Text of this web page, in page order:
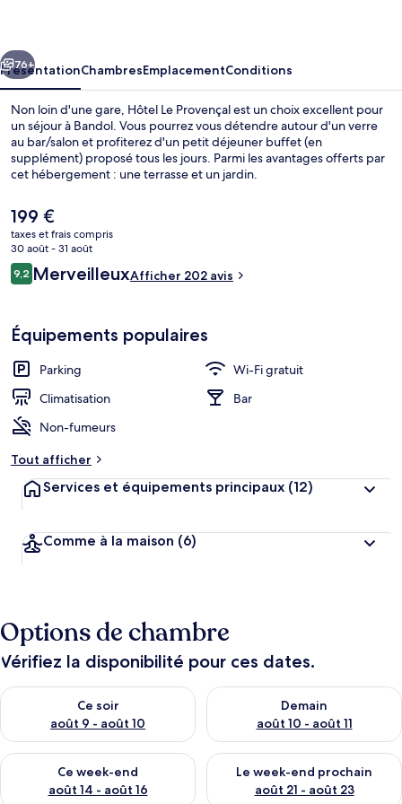
Suivant
76+
PrésentationChambresEmplacementConditions
Non loin d'une gare, Hôtel Le Provençal est un choix excellent pour
un séjour à Bandol. Vous pourrez vous détendre autour d'un verre
au bar/salon et profiterez d'un petit déjeuner buffet (en
supplément) proposé tous les jours. Parmi les avantages offerts par
cet hébergement : une terrasse et un jardin.
Le
prix
actuel
est
de
199 €
taxes et frais compris
30 août - 31 août
Avis
voyageurs
9,29,2 sur 10
MerveilleuxAfficher 202 avis
Équipements populaires
Parking
Wi-Fi gratuit
Climatisation
Bar
Non-fumeurs
Tout afficher
Services et équipements principaux (12)
Comme à la maison (6)
Options de chambre
Vérifiez la disponibilité pour ces dates.
Ce soir
août 9 - août 10
Vérifier la disponibilité pour ce soir août 9 - août 10
Demain
août 10 - août 11
Vérifier la disponibilité pour
Ce week-end
août 14 - août 16
Vérifier la disponibilité pour ce week-end août 14 - août 16
Le week-end prochain
août 21 - août 23
Vérifier la disponibilité pour